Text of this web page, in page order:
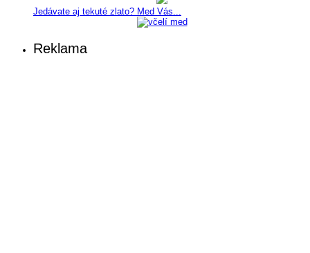
Jedávate aj tekuté zlato? Med Vás...
Reklama